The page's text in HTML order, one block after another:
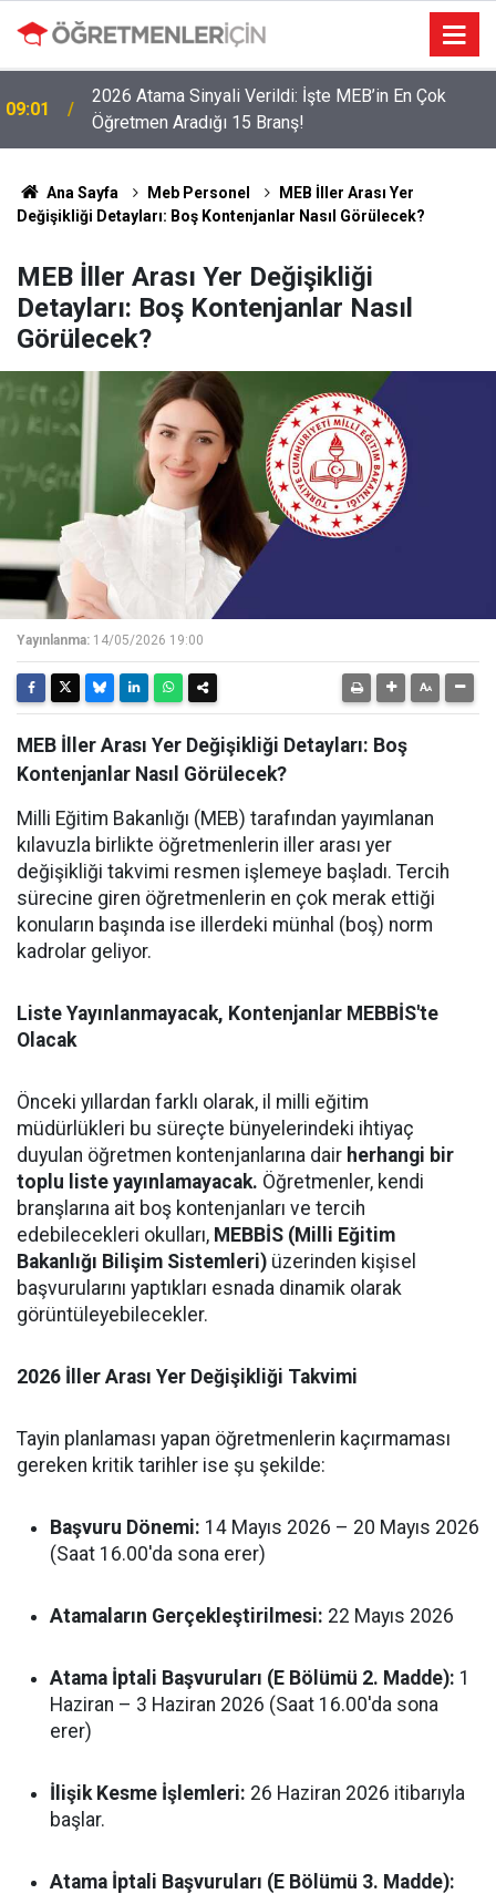
2026 Atama Sinyali Verildi: İşte MEB’in En Çok
Öğretmen Aradığı 15 Branş!
19:00
LGS Nakillerinde Büyük Risk: Gözde Liselerde
Kontenjanlar Bitti, Rekabet Tavan Yaptı!
Ana Sayfa Meb Personel
MEB İller Arası Yer
Değişikliği Detayları: Boş Kontenjanlar Nasıl Görülecek?
MEB İller Arası Yer Değişikliği
Detayları: Boş Kontenjanlar Nasıl
Görülecek?
Yayınlanma: 14/05/2026 19:00
MEB İller Arası Yer Değişikliği Detayları: Boş
Kontenjanlar Nasıl Görülecek?
Milli Eğitim Bakanlığı (MEB) tarafından yayımlanan
kılavuzla birlikte öğretmenlerin iller arası yer
değişikliği takvimi resmen işlemeye başladı. Tercih
sürecine giren öğretmenlerin en çok merak ettiği
konuların başında ise illerdeki münhal (boş) norm
kadrolar geliyor.
Liste Yayınlanmayacak, Kontenjanlar MEBBİS'te
Olacak
Önceki yıllardan farklı olarak, il milli eğitim
müdürlükleri bu süreçte bünyelerindeki ihtiyaç
duyulan öğretmen kontenjanlarına dair herhangi bir
toplu liste yayınlamayacak. Öğretmenler, kendi
branşlarına ait boş kontenjanları ve tercih
edebilecekleri okulları, MEBBİS (Milli Eğitim
Bakanlığı Bilişim Sistemleri) üzerinden kişisel
başvurularını yaptıkları esnada dinamik olarak
görüntüleyebilecekler.
2026 İller Arası Yer Değişikliği Takvimi
Tayin planlaması yapan öğretmenlerin kaçırmaması
gereken kritik tarihler ise şu şekilde:
Başvuru Dönemi: 14 Mayıs 2026 – 20 Mayıs 2026
(Saat 16.00'da sona erer)
Atamaların Gerçekleştirilmesi: 22 Mayıs 2026
Atama İptali Başvuruları (E Bölümü 2. Madde): 1
Haziran – 3 Haziran 2026 (Saat 16.00'da sona
erer)
İlişik Kesme İşlemleri: 26 Haziran 2026 itibarıyla
başlar.
Atama İptali Başvuruları (E Bölümü 3. Madde):